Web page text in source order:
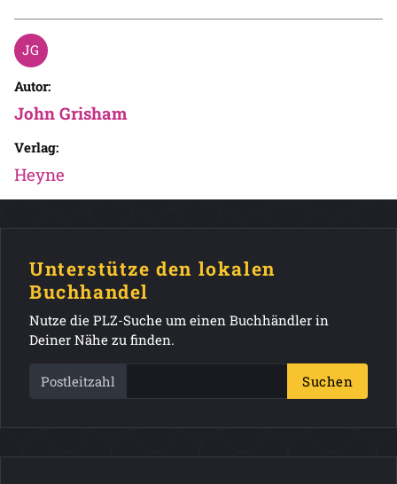
Autor:
John Grisham
Verlag:
Heyne
Unterstütze den lokalen
Buchhandel
Nutze die PLZ-Suche um einen Buchhändler in
Deiner Nähe zu finden.
Postleitzahl Suchen